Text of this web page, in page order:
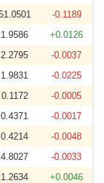
-0.1189
1.9586
+0.0126
2.2795
-0.0037
1.9831
-0.0225
0.1172
-0.0005
0.4371
-0.0017
0.4214
-0.0048
4.8027
-0.0033
1.2634
+0.0046